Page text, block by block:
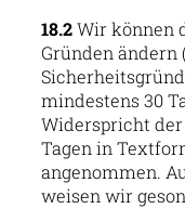
18.2Wir können
Gründen ändern
mindestens 30
Widerspricht
Tagen in
angenommen.
weisen wir